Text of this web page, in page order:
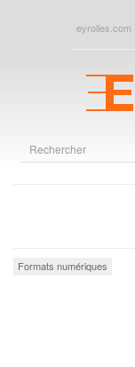
eyrolles.com
Formats numériques